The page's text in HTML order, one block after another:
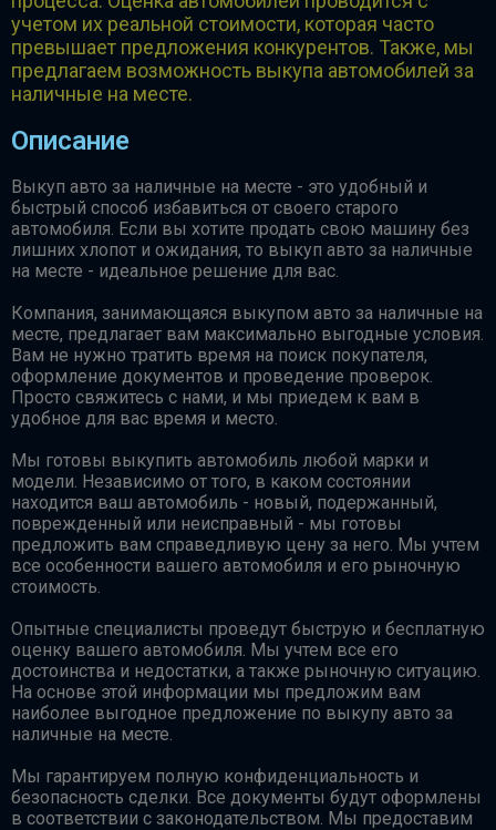
учетом их реальной стоимости, которая часто
превышает предложения конкурентов. Также, мы
предлагаем возможность выкупа автомобилей за
наличные на месте.
Описание
Выкуп авто за наличные на месте - это удобный и
быстрый способ избавиться от своего старого
автомобиля. Если вы хотите продать свою машину без
лишних хлопот и ожидания, то выкуп авто за наличные
на месте - идеальное решение для вас.
Компания, занимающаяся выкупом авто за наличные на
месте, предлагает вам максимально выгодные условия.
Вам не нужно тратить время на поиск покупателя,
оформление документов и проведение проверок.
Просто свяжитесь с нами, и мы приедем к вам в
удобное для вас время и место.
Мы готовы выкупить автомобиль любой марки и
модели. Независимо от того, в каком состоянии
находится ваш автомобиль - новый, подержанный,
поврежденный или неисправный - мы готовы
предложить вам справедливую цену за него. Мы учтем
все особенности вашего автомобиля и его рыночную
стоимость.
Опытные специалисты проведут быструю и бесплатную
оценку вашего автомобиля. Мы учтем все его
достоинства и недостатки, а также рыночную ситуацию.
На основе этой информации мы предложим вам
наиболее выгодное предложение по выкупу авто за
наличные на месте.
Мы гарантируем полную конфиденциальность и
безопасность сделки. Все документы будут оформлены
в соответствии с законодательством. Мы предоставим